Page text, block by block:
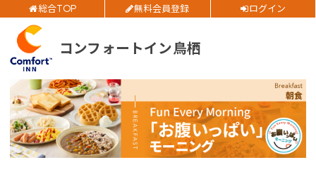
総合TOP 無料会員登録 ログイン
コンフォートイン鳥栖
全プランお得価格！
チェックイン日
チェックアウト日
部屋数